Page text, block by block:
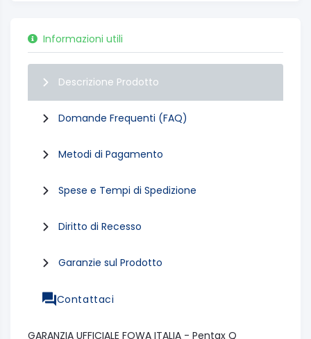
Informazioni utili
Descrizione Prodotto
Domande Frequenti (FAQ)
Metodi di Pagamento
Spese e Tempi di Spedizione
Diritto di Recesso
Garanzie sul Prodotto
Contattaci
GARANZIA UFFICIALE FOWA ITALIA - Pentax Q